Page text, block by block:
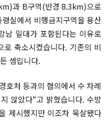
과 B구역(반경 8.3km)으로
실에서 비행금지구역을 용산
남 일대가 포함된다는 이유로
축소시켰습니다. 기존의 비
셈입니다.
호처 등과의 협의에서 수 차례
않았다"고 밝혔습니다. 수방
제시했지만 이조차 묵살됐다